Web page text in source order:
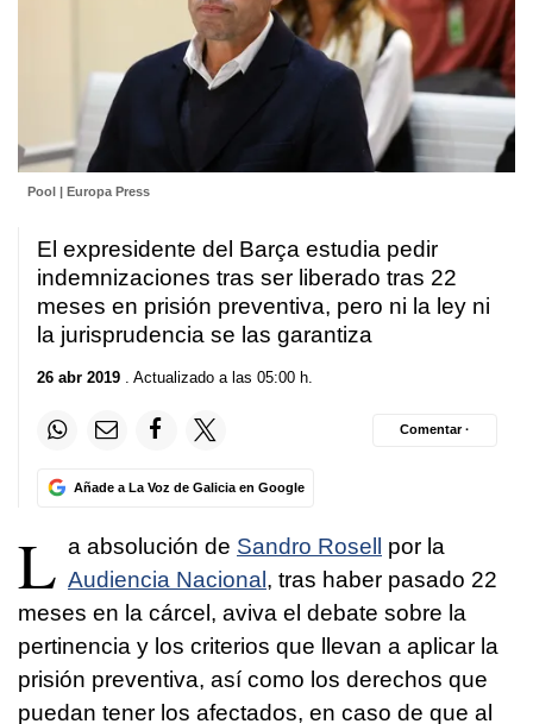
Pool | Europa Press
El expresidente del Barça estudia pedir
indemnizaciones tras ser liberado tras 22
meses en prisión preventiva, pero ni la ley ni
la jurisprudencia se las garantiza
26 abr 2019 . Actualizado a las 05:00 h.
Añade a La Voz de Galicia en Google
Comentar ·
L a absolución de Sandro Rosell por la
Audiencia Nacional, tras haber pasado 22
meses en la cárcel, aviva el debate sobre la
pertinencia y los criterios que llevan a aplicar la
prisión preventiva, así como los derechos que
puedan tener los afectados, en caso de que al